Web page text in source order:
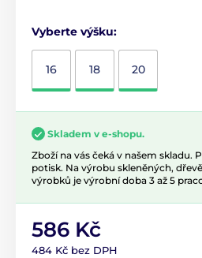
Vyberte výšku:
16 18 20
Skladem v e-shopu.
Zboží na vás čeká v našem skladu.
potisk. Na výrobu skleněných,
výrobků je výrobní doba 3 až 5
586 Kč
484 Kč bez DPH